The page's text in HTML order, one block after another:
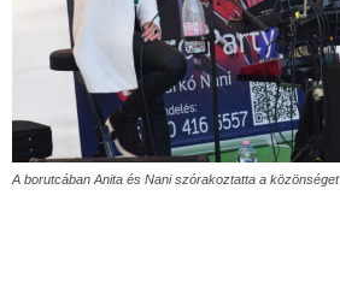
A borutcában Anita és Nani szórakoztatta a közönséget